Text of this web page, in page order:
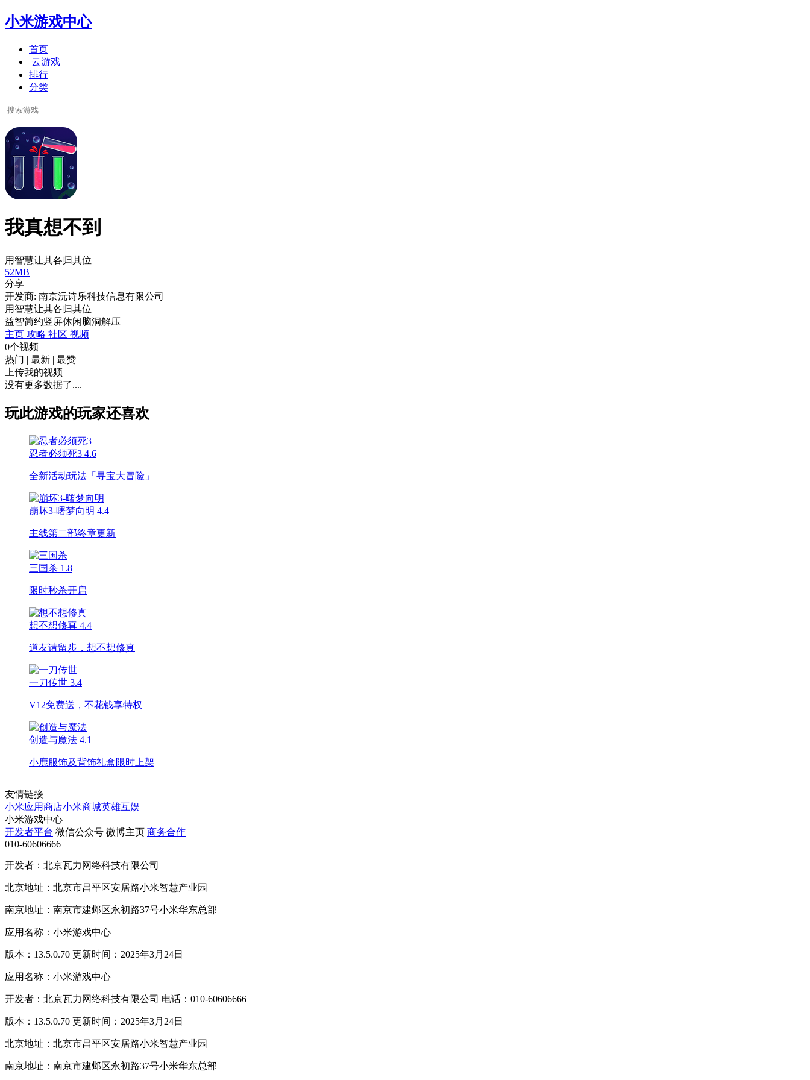
小米游戏中心
首页
云游戏
排行
分类
我真想不到
用智慧让其各归其位
52MB
分享
开发商: 南京沅诗乐科技信息有限公司
用智慧让其各归其位
益智简约竖屏休闲脑洞解压
主页 攻略 社区 视频
0个视频
热门 | 最新 | 最赞
上传我的视频
没有更多数据了....
玩此游戏的玩家还喜欢
忍者必须死3 4.6
全新活动玩法「寻宝大冒险」
崩坏3-曙梦向明 4.4
主线第二部终章更新
三国杀 1.8
限时秒杀开启
想不想修真 4.4
道友请留步，想不想修真
一刀传世 3.4
V12免费送，不花钱享特权
创造与魔法 4.1
小鹿服饰及背饰礼盒限时上架
友情链接
小米应用商店小米商城英雄互娱
小米游戏中心
开发者平台 微信公众号 微博主页 商务合作
010-60606666
开发者：北京瓦力网络科技有限公司
北京地址：北京市昌平区安居路小米智慧产业园
南京地址：南京市建邺区永初路37号小米华东总部
应用名称：小米游戏中心
版本：13.5.0.70 更新时间：2025年3月24日
应用名称：小米游戏中心
开发者：北京瓦力网络科技有限公司 电话：010-60606666
版本：13.5.0.70 更新时间：2025年3月24日
北京地址：北京市昌平区安居路小米智慧产业园
南京地址：南京市建邺区永初路37号小米华东总部